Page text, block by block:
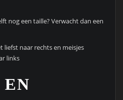
nog een taille? Verwacht dan een
liefst naar rechts en meisjes
links